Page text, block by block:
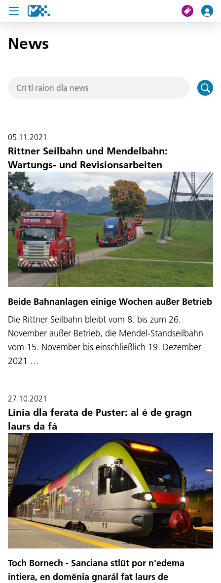
Crissa
News
Servisc y cuntat
News
05.11.2021
Rittner Seilbahn und Mendelbahn:
Wartungs- und Revisionsarbeiten
Beide Bahnanlagen einige Wochen außer Betrieb
Die Rittner Seilbahn bleibt vom 8. bis zum 26.
November außer Betrieb, die Mendel-Standseilbahn
vom 15. November bis einschließlich 19. Dezember
2021 …
27.10.2021
Linia dla ferata de Puster: al é de gragn
laurs da fá
Toch Bornech - Sanciana stlüt por n'edema
intiera, en domënia gnarál fat laurs de